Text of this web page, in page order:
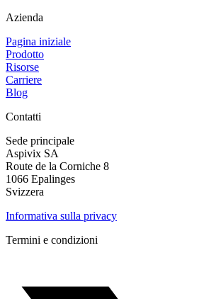
Azienda
Pagina iniziale
Prodotto
Risorse
Carriere
Blog
Contatti
Sede principale
Aspivix SA
Route de la Corniche 8
1066 Epalinges
Svizzera
Informativa sulla privacy
Termini e condizioni